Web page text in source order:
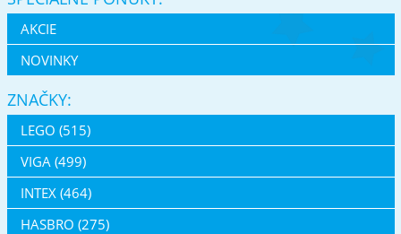
AKCIE
NOVINKY
ZNAČKY:
LEGO (515)
VIGA (499)
INTEX (464)
HASBRO (275)